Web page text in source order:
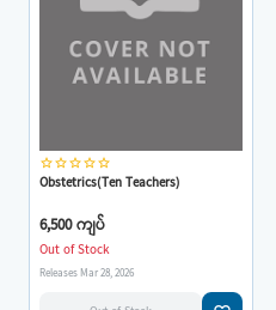
star_borderstar_borderstar_borderstar_borderstar_border
Obstetrics(Ten Teachers)
6,500 ကျပ်
Out of Stock
Releases Mar 28, 2026